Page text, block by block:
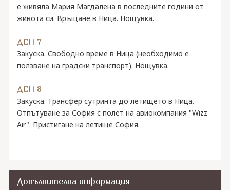
е живяла Мария Магдалена в последните години от
живота си. Връщане в Ница. Нощувка.
ДЕН 7
Закуска. Свободно време в Ница (необходимо е
ползване на градски транспорт). Нощувка.
ДЕН 8
Закуска. Трансфер сутринта до летището в Ница.
Отпътуване за София с полет на авиокомпания "Wizz
Air". Пристигане на летище София.
Допълнителна информация